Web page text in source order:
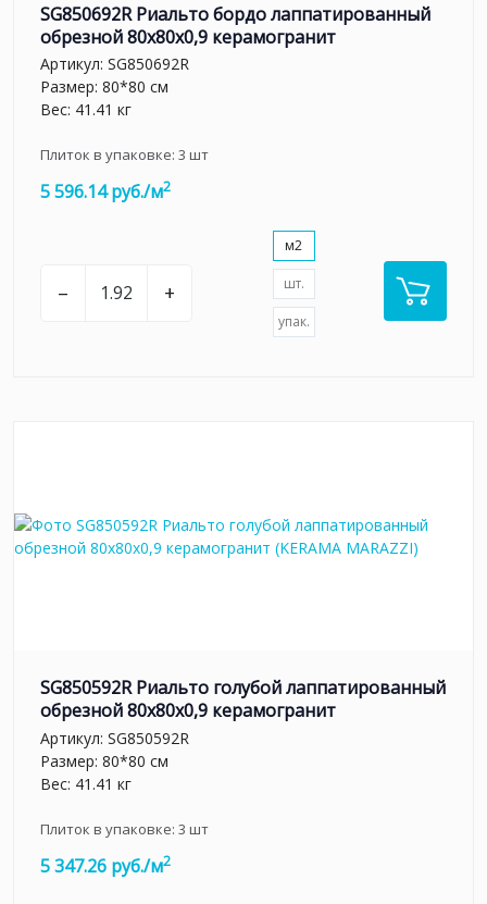
SG850692R Риальто бордо лаппатированный
обрезной 80x80x0,9 керамогранит
Артикул: SG850692R
Размер: 80*80 см
Вес: 41.41 кг
Плиток в упаковке: 3 шт
5 596.14 руб./м2
– +
м2
шт.
упак.
SG850592R Риальто голубой лаппатированный
обрезной 80x80x0,9 керамогранит
Артикул: SG850592R
Размер: 80*80 см
Вес: 41.41 кг
Плиток в упаковке: 3 шт
5 347.26 руб./м2